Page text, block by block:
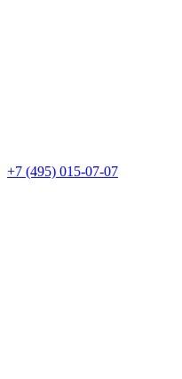
+7 (495) 015-07-07